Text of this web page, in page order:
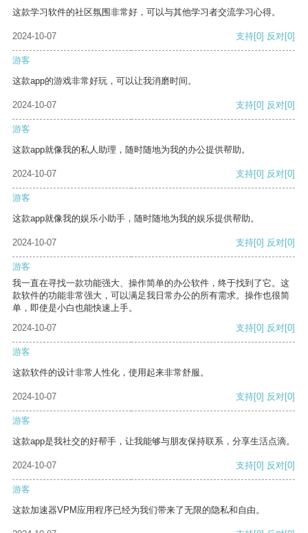
这款学习软件的社区氛围非常好，可以与其他学习者交流学习心得。
2024-10-07 支持[0] 反对[0]
游客
这款app的游戏非常好玩，可以让我消磨时间。
2024-10-07 支持[0] 反对[0]
游客
这款app就像我的私人助理，随时随地为我的办公提供帮助。
2024-10-07 支持[0] 反对[0]
游客
这款app就像我的娱乐小助手，随时随地为我的娱乐提供帮助。
2024-10-07 支持[0] 反对[0]
游客
我一直在寻找一款功能强大、操作简单的办公软件，终于找到了它。这
款软件的功能非常强大，可以满足我日常办公的所有需求。操作也很简
单，即使是小白也能快速上手。
2024-10-07
支持[0] 反对[0]
游客
这款软件的设计非常人性化，使用起来非常舒服。
2024-10-07 支持[0] 反对[0]
游客
这款app是我社交的好帮手，让我能够与朋友保持联系，分享生活点滴。
2024-10-07 支持[0] 反对[0]
游客
这款加速器VPM应用程序已经为我们带来了无限的隐私和自由。